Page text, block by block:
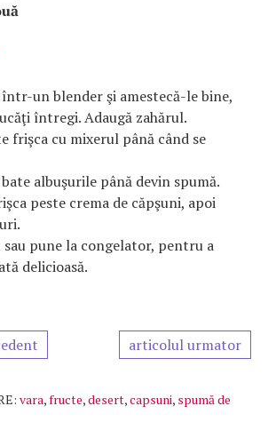
un blender şi amestecă-le bine,
întregi. Adaugă zahărul.
frişca cu mixerul până când se
albuşurile până devin spumă.
peste crema de căpşuni, apoi
sau pune la congelator, pentru a
delicioasă.
articolul urmator
vara,fructe,desert,capsuni, spumă de